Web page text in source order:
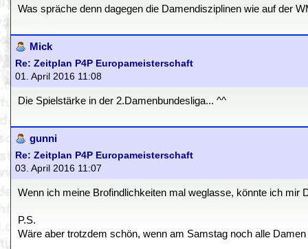
Was spräche denn dagegen die Damendisziplinen wie auf der
Mick
Re: Zeitplan P4P Europameisterschaft
01. April 2016 11:08
Die Spielstärke in der 2.Damenbundesliga... ^^
gunni
Re: Zeitplan P4P Europameisterschaft
03. April 2016 11:07
Wenn ich meine Brofindlichkeiten mal weglasse, könnte ich mir
P.S.
Wäre aber trotzdem schön, wenn am Samstag noch alle